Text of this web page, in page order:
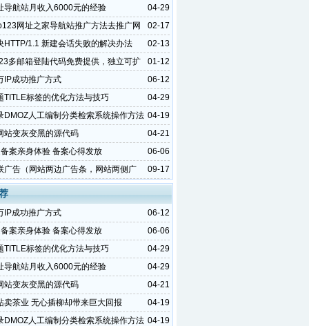
04-29
导航站月收入6000元的经验
02-17
网址之家导航站推广方法去推广网
02-13
HTTP/1.1 新建会话失败的解决办法
01-12
多邮箱登陆代码免费提供，独立可扩
录代码
06-12
IP成功推广方式
04-29
TITLE标签的优化方法与技巧
04-19
DMOZ人工编制分类检索系统操作方法
04-21
站变灰变黑的源代码
06-06
案亲身体验 备案心得发放
09-17
广告（网站两边广告条，网站两侧广
06-12
IP成功推广方式
06-06
案亲身体验 备案心得发放
04-29
TITLE标签的优化方法与技巧
04-29
导航站月收入6000元的经验
04-21
站变灰变黑的源代码
04-19
卖茶业 无心插柳却带来巨大回报
04-19
DMOZ人工编制分类检索系统操作方法